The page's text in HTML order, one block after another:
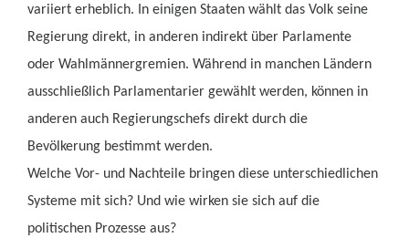
variiert erheblich. In einigen Staaten wählt das Volk seine
Regierung direkt, in anderen indirekt über Parlamente
oder Wahlmännergremien. Während in manchen Ländern
ausschließlich Parlamentarier gewählt werden, können in
anderen auch Regierungschefs direkt durch die
Bevölkerung bestimmt werden.
Welche Vor- und Nachteile bringen diese unterschiedlichen
Systeme mit sich? Und wie wirken sie sich auf die
politischen Prozesse aus?